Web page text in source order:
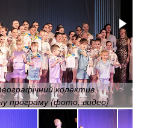
колектив
програму (фото, видео)